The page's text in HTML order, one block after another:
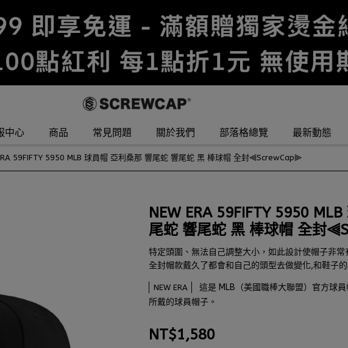
中心 商品 常見問題 關於我們 部落格總覽 最新動態
59FIFTY 5950 MLB 球員帽 亞利桑那 響尾蛇 響尾蛇 黑 棒球帽 全封⫷ScrewCap⫸
NEW ERA 59FIFTY 5950
尾蛇 響尾蛇 黑 棒球帽 全封
特定頭圍、無法自己調整大小，如此設計使帽子非常
全封帽款戴久了都會和自己的頭型去做變化,和鞋子的
NEW ERA
這是 MLB（美國職棒大聯盟）官方球
所戴的球員帽子。
NT$1,580